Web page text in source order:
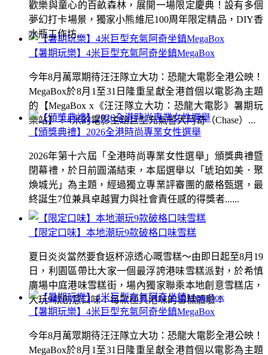
【暑期玩樂】4米巨型充氣阿奇坐鎮MegaBox
今年8月萬眾期待汪汪隊立大功：恐龍大電影全港公映！
MegaBox於8月1至31日隆重呈獻全港首個以電影為主題
的【MegaBox x《汪汪隊立大功：恐龍大電影》暑期玩
樂站】！4米的電影主題巨型充氣警犬阿奇（Chase）...
【限定口味】本地潮玩9款破格口味雪糕
夏日炎炎當然要食返杯涼透心嘅雪糕～由即日起至8月19
日，利園區帶比大家一個最浮誇港味雪糕派對，於希慎
廣場中庭港味雪糕街，場內獨家聯乘本地創意雪糕店，
大玩9款創意口味！每款極具港味的雪糕體驗！
歡樂與童心的百畝森林，展開一場限定慶典！設有多個
夢幻打卡場景，獨家小熊維尼100周年限定精品，DIY香
水瓶工作坊...
【頒獎典禮】2026全港時尚專業女性選舉
2026年第十六屆「全港時尚專業女性選舉」頒獎典禮暨
閉幕禮，於日前圓滿結束，本屆選舉以「琥珀如美．聚
煥城光」為主題，經過獨立專業評審團的嚴格甄選，最
終誕生7位兼具卓越實力與社會責任感的得獎者......
【暑期玩樂】4米巨型充氣阿奇坐鎮MegaBox
今年8月萬眾期待汪汪隊立大功：恐龍大電影全港公映！
MegaBox於8月1至31日隆重呈獻全港首個以電影為主題